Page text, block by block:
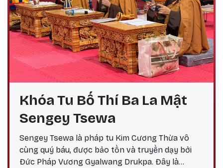
Khóa Tu Bố Thí Ba La Mật
Sengey Tsewa
Sengey Tsewa là pháp tu Kim Cương Thừa vô
cùng quý báu, được bảo tồn và truyền dạy bởi
Đức Pháp Vương Gyalwang Drukpa. Đây là